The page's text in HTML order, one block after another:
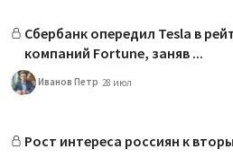
Сбербанк опередил Tesla в
компаний Fortune, заняв ...
Иванов Петр 28 июл
Рост интереса россиян к